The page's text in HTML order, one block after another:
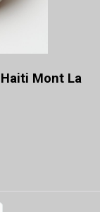
Haiti Mont La